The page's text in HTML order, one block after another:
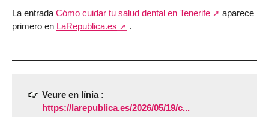
La entrada Cómo cuidar tu salud dental en Tenerife
aparece
primero en LaRepublica.es .
Veure en línia :
https://larepublica.es/2026/05/19/c...